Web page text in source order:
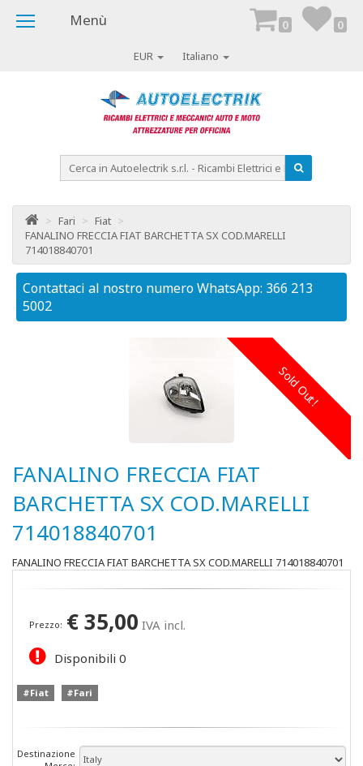
EUR Italiano
0 0
Menù
> Fari > Fiat >
FANALINO FRECCIA FIAT BARCHETTA SX COD.MARELLI
714018840701
Contattaci al nostro numero WhatsApp: 366 213
5002
Sold Out!
FANALINO FRECCIA FIAT
BARCHETTA SX COD.MARELLI
714018840701
FANALINO FRECCIA FIAT BARCHETTA SX COD.MARELLI 714018840701
Prezzo: €35,00 IVA incl.
Disponibili 0
#Fiat #Fari
Destinazione